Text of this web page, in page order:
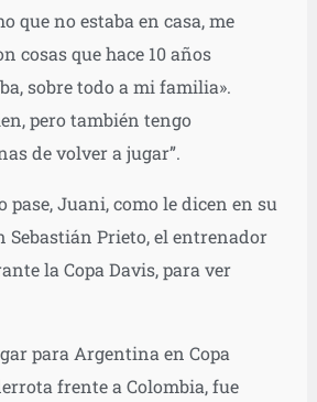
que no estaba en casa, me
cosas que hace 10 años
sobre todo a mi familia».
pero también tengo
de volver a jugar”.
pase, Juani, como le dicen en su
Sebastián Prieto, el entrenador
la Copa Davis, para ver
para Argentina en Copa
frente a Colombia, fue